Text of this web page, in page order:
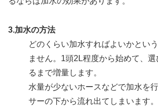
3.加水の方法
どのくらい加水すればよいかとい
ません。1頭2L程度から始めて、
るまで増量します。
水量が少ないホースなどで加水を
サーの下から流れ出てしまいます